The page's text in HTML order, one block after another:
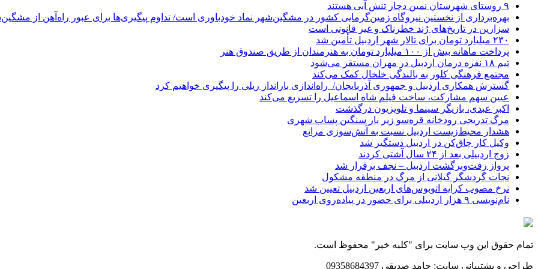
۹ روستای شهرستان نمین دچار تنش آبی هستند
بهره‌برداری از نخستین نیروگاه زمین‌گرمایی کشور در مشگین‌شهر نماد خودباوری است/ تداوم پیگیری‌ها برای عبور راه‌آهن از
سزارین در تاریخ‌های رُند خطرناک و غیر قانونی است
۲۳۰ میلیارد تومان برای تالار شهر اردبیل تأمین شد
پرداخت ماهانه بیش از ۱۰۰ میلیارد تومان به هنرمندان از طریق صندوق هنر
تیم ۱۸ نفره درمان اردبیل در مهران مستقر می‌شود
مجتمع فرهنگی کلور به بالندگی خلخال کمک می‌کند
گسترش همکاری اردبیل و جمهوری آذربایجان/ راه‌اندازی بارانداز ریلی را پیگیری خواهیم کرد
عیین سهم مشارکت، ساخت فیلم شاه‌ اسماعیل را تسریع می‌کند
اکبر عبدی، بازیگر سینما و تلویزیون درگذشت
مرگ تدریجی رودخانه قره‌سو زیر بار سنگین پساب شهری
هشدار محیط‌زیست اردبیل نسبت به آتش‌سوزی مراتع
وکیل کار چاق‌کن در اردبیل دستگیر شد
زوج اردبیلی بعد از ۲۴ سال آشتی کردند
پرواز رفت‌وبرگشت اردبیل – نجف برقرار شد
نجات گردشگر گیلانی از مرگ در منطقه مشکول
نرخ مصوب کرایه اتوبوس‌های اربعین اردبیل تعیین شد
نام‌نویسی ۹ هزار اردبیلی برای حضور در پیاده‌روی اربعین
تمام حقوق این وب سایت برای "کلبه خبر" محفوظ است.
طراحی و پشتیبانی سایت: حامد صدیقی 09358684397